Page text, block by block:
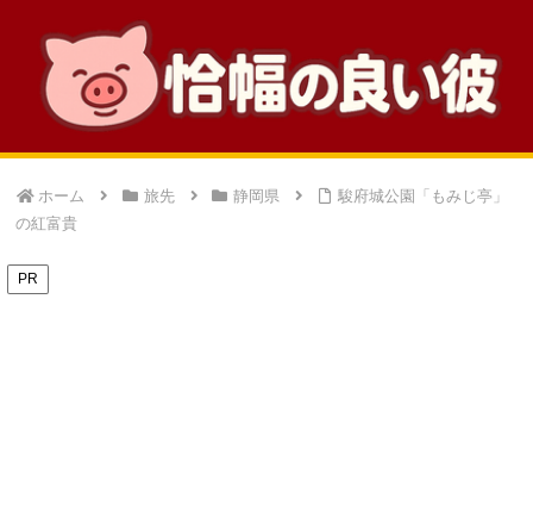
ホーム 旅先 静岡県
駿府城公園「もみじ亭」
の紅富貴
PR